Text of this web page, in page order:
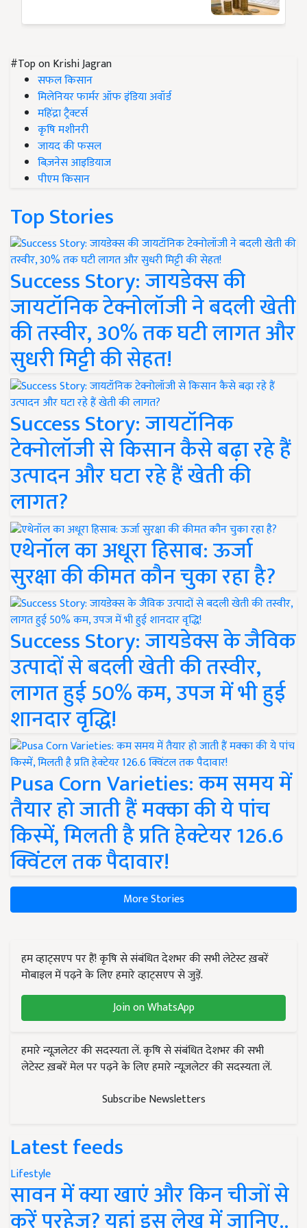
#Top on Krishi Jagran
सफल किसान
मिलेनियर फार्मर ऑफ इंडिया अवॉर्ड
महिंद्रा ट्रैक्टर्स
कृषि मशीनरी
जायद की फसल
बिज़नेस आइडियाज
पीएम किसान
Top Stories
Success Story: जायडेक्स की
जायटॉनिक टेक्नोलॉजी ने बदली खेती
की तस्वीर, 30% तक घटी लागत और
सुधरी मिट्टी की सेहत!
Success Story: जायटॉनिक
टेक्नोलॉजी से किसान कैसे बढ़ा रहे हैं
उत्पादन और घटा रहे हैं खेती की
लागत?
एथेनॉल का अधूरा हिसाब: ऊर्जा
सुरक्षा की कीमत कौन चुका रहा है?
Success Story: जायडेक्स के जैविक
उत्पादों से बदली खेती की तस्वीर,
लागत हुई 50% कम, उपज में भी हुई
शानदार वृद्धि!
Pusa Corn Varieties: कम समय में
तैयार हो जाती हैं मक्का की ये पांच
किस्में, मिलती है प्रति हेक्टेयर 126.6
क्विंटल तक पैदावार!
More Stories
हम व्हाट्सएप पर हैं! कृषि से संबंधित देशभर की सभी लेटेस्ट ख़बरें
मोबाइल में पढ़ने के लिए हमारे व्हाट्सएप से जुड़ें.
Join on WhatsApp
हमारे न्यूज़लेटर की सदस्यता लें. कृषि से संबंधित देशभर की सभी
लेटेस्ट ख़बरें मेल पर पढ़ने के लिए हमारे न्यूज़लेटर की सदस्यता लें.
Subscribe Newsletters
Latest feeds
Lifestyle
सावन में क्या खाएं और किन चीजों से